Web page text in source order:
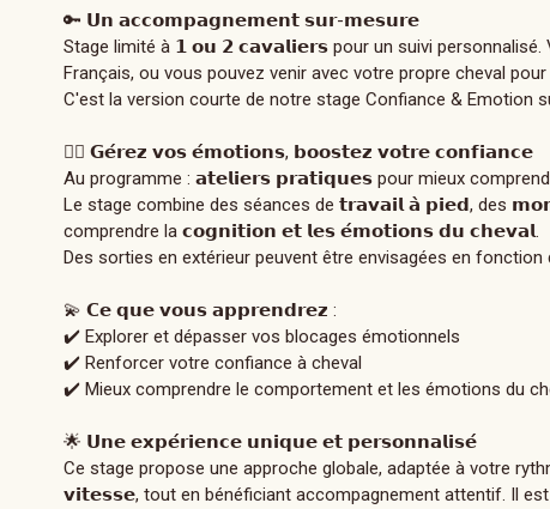
🔑 𝗨𝗻 𝗮𝗰𝗰𝗼𝗺𝗽𝗮𝗴𝗻𝗲𝗺𝗲𝗻𝘁 𝘀𝘂𝗿-𝗺𝗲𝘀𝘂𝗿𝗲
Stage limité à 𝟭 𝗼𝘂 𝟮 𝗰𝗮𝘃𝗮𝗹𝗶𝗲𝗿𝘀 pour un suivi personnalisé.
Français, ou vous pouvez venir avec votre propre cheval
C'est la version courte de notre stage Confiance & Emotion
🧘‍♂️ 𝗚𝗲́𝗿𝗲𝘇 𝘃𝗼𝘀 𝗲́𝗺𝗼𝘁𝗶𝗼𝗻𝘀, 𝗯𝗼𝗼𝘀𝘁𝗲𝘇 𝘃𝗼𝘁𝗿𝗲 𝗰𝗼𝗻𝗳𝗶𝗮𝗻𝗰𝗲
Au programme : 𝗮𝘁𝗲𝗹𝗶𝗲𝗿𝘀 𝗽𝗿𝗮𝘁𝗶𝗾𝘂𝗲𝘀 pour mieux
Le stage combine des séances de 𝘁𝗿𝗮𝘃𝗮𝗶𝗹 𝗮̀ 𝗽𝗶𝗲𝗱, des
comprendre la 𝗰𝗼𝗴𝗻𝗶𝘁𝗶𝗼𝗻 𝗲𝘁 𝗹𝗲𝘀 𝗲́𝗺𝗼𝘁𝗶𝗼𝗻𝘀 𝗱𝘂 𝗰𝗵𝗲𝘃𝗮𝗹.
Des sorties en extérieur peuvent être envisagées en
💫 𝗖𝗲 𝗾𝘂𝗲 𝘃𝗼𝘂𝘀 𝗮𝗽𝗽𝗿𝗲𝗻𝗱𝗿𝗲𝘇 :
✔️ Explorer et dépasser vos blocages émotionnels
✔️ Renforcer votre confiance à cheval
✔️ Mieux comprendre le comportement et les émotions du
🌟 𝗨𝗻𝗲 𝗲𝘅𝗽𝗲́𝗿𝗶𝗲𝗻𝗰𝗲 𝘂𝗻𝗶𝗾𝘂𝗲 𝗲𝘁 𝗽𝗲𝗿𝘀𝗼𝗻𝗻𝗮𝗹𝗶𝘀𝗲́
Ce stage propose une approche globale, adaptée à votre
𝘃𝗶𝘁𝗲𝘀𝘀𝗲, tout en bénéficiant accompagnement attentif. Il